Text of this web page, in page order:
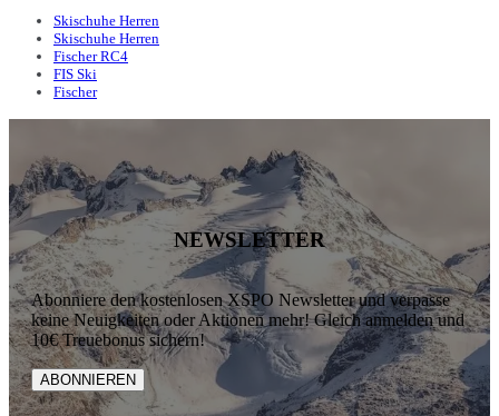
Skischuhe Herren
Skischuhe Herren
Fischer RC4
FIS Ski
Fischer
NEWSLETTER
Abonniere den kostenlosen XSPO Newsletter und verpasse
keine Neuigkeiten oder Aktionen mehr! Gleich anmelden und
10€ Treuebonus sichern!
ABONNIEREN